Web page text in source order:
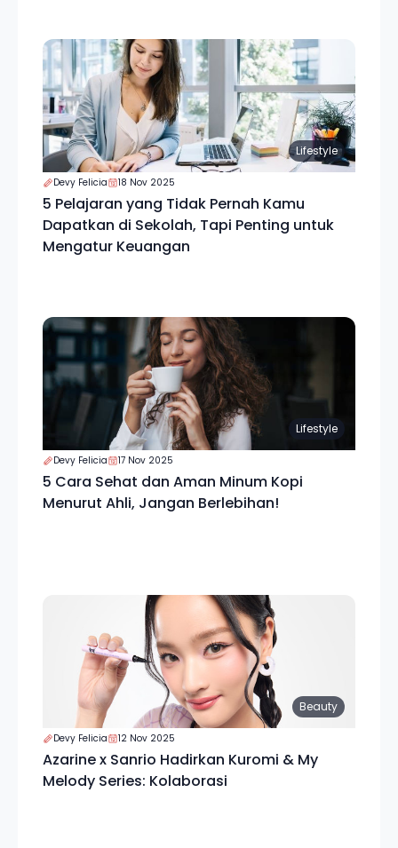
Lifestyle
Devy Felicia 18 Nov 2025
5 Pelajaran yang Tidak Pernah Kamu
Dapatkan di Sekolah, Tapi Penting untuk
Mengatur Keuangan
Lifestyle
Devy Felicia 17 Nov 2025
5 Cara Sehat dan Aman Minum Kopi
Menurut Ahli, Jangan Berlebihan!
Beauty
Devy Felicia 12 Nov 2025
Azarine x Sanrio Hadirkan Kuromi & My
Melody Series: Kolaborasi